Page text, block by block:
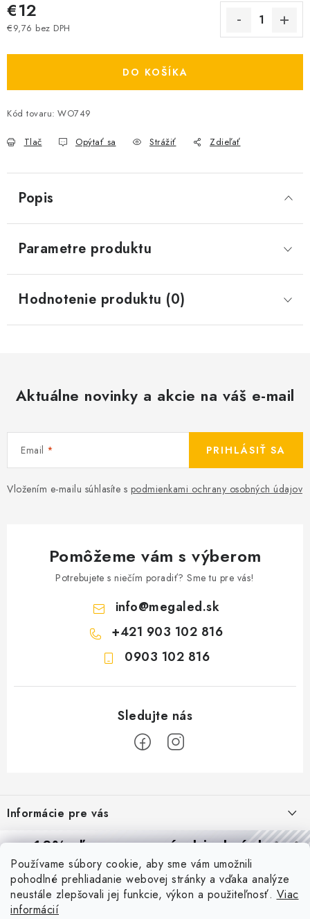
Používame súbory cookie, aby sme vám umožnili
pohodlné prehliadanie webovej stránky a vďaka analýze
neustále zlepšovali jej funkcie, výkon a použiteľnosť. Viac
informácií
€12
€9,76 bez DPH
DO KOŠÍKA
Kód tovaru: WO749
Tlač Opýtať sa Strážiť Zdieľať
Popis
Parametre produktu
Hodnotenie produktu (0)
Aktuálne novinky a akcie na váš e-mail
Email
Vložením e-mailu súhlasíte s podmienkami ochrany osobných údajov
PRIHLÁSIŤ SA
Pomôžeme vám s výberom
Potrebujete s niečím poradiť? Sme tu pre vás!
info@megaled.sk
+421 903 102 816
0903 102 816
p
ä
Informácie pre vás
Reklamácie a formulár na odstúpenie od zmluvy
Obchodné podmienky
Podmienky ochrany osobných údajov
Blog
PIR vs. mikrovlnný senzor: ktorý je lepší a kedy ho použiť? +
10% zľavana prvú objednávku
Prihláste sa azískajtezľavu aj praktické tipy,vďaka ktorým
budete svietiť lepšie a platiť menej.